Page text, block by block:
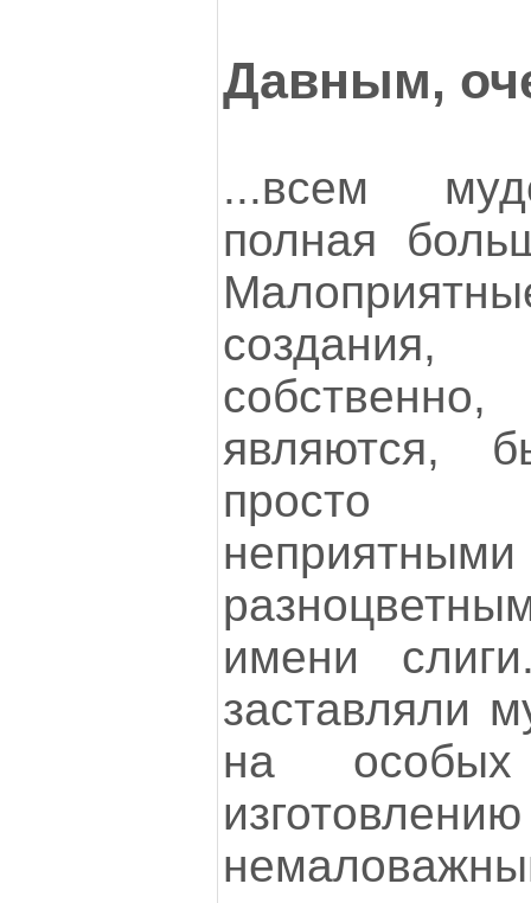
Давным,
...всем
полная
являются,
просто
имени
заставляли
на